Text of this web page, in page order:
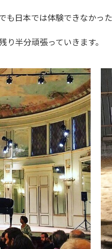
も日本では体験できなか
半分頑張っていきます。